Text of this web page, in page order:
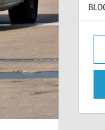
Gib deine E-